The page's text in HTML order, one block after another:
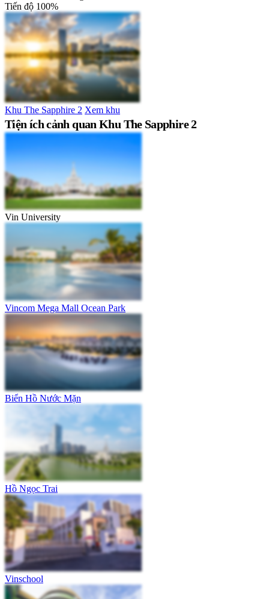
Tiến độ 100%
Khu The Sapphire 2 Xem khu
Tiện ích cảnh quan Khu The Sapphire 2
Vin University
Vincom Mega Mall Ocean Park
Biển Hồ Nước Mặn
Hồ Ngọc Trai
Vinschool